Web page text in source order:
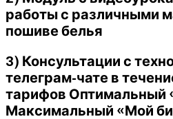
работы с различными
пошиве белья
3) Консультации с
телеграм-чате в
тарифов Оптимальный
Максимальный «Мой